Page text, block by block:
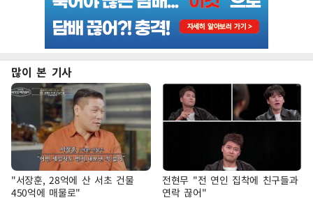
많이 본 기사
"서장훈, 28억에 산 서초 건물
450억에 매물로"
전현무 "전 연인 집착에 친구들과
연락 끊어"